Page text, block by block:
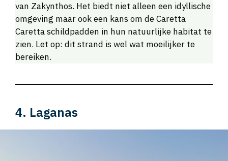
van Zakynthos. Het biedt niet alleen een idyllische
omgeving maar ook een kans om de Caretta
Caretta schildpadden in hun natuurlijke habitat te
zien. Let op: dit strand is wel wat moeilijker te
bereiken.
4. Laganas